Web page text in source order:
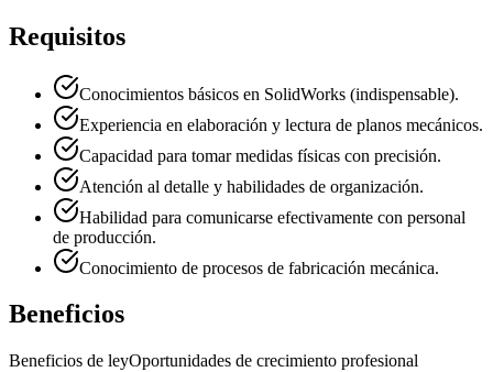
Requisitos
Conocimientos básicos en SolidWorks (indispensable).
Experiencia en elaboración y lectura de planos mecánicos.
Capacidad para tomar medidas físicas con precisión.
Atención al detalle y habilidades de organización.
Habilidad para comunicarse efectivamente con personal
de producción.
Conocimiento de procesos de fabricación mecánica.
Beneficios
Beneficios de leyOportunidades de crecimiento profesional